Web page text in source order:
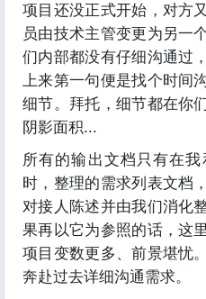
项目还没正式开始，对方
员由技术主管变更为另一
们内部都没有仔细沟通过
上来第一句便是找个时间
细节。拜托，细节都在你
阴影面积...
所有的输出文档只有在
时，整理的需求列表文档
对接人陈述并由我们消化
果再以它为参照的话，这
项目变数更多、前景堪忧
奔赴过去详细沟通需求。